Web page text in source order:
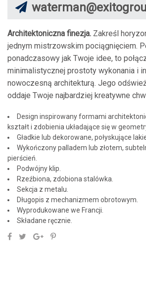
Architektoniczna finezja. Zakreśl
jednym mistrzowskim pociągnięciem.
ponadczasowy jak Twoje idee, to
minimalistycznej prostoty wykonania i
nowoczesną architekturą. Jego
oddaje Twoje najbardziej kreatywne
Design inspirowany formami
kształt i zdobienia układające się w
Gładkie lub dekorowane, połyskujące
Wykończony palladem lub złotem,
pierścień.
Podwójny klip.
Rzeźbiona, zdobiona stalówka.
Sekcja z metalu.
Długopis z mechanizmem obrotowym.
Wyprodukowane we Francji.
Składane ręcznie.